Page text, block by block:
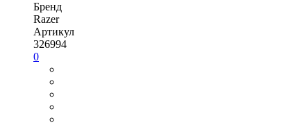
Бренд
Razer
Артикул
326994
0